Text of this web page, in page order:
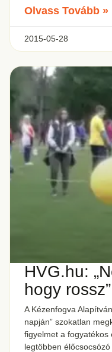
Olvass Tovább »
2015-05-28
HVG.hu:
hogy rossz”
A Kézenfogva
napján” szokatlan
figyelmet a
legtöbben